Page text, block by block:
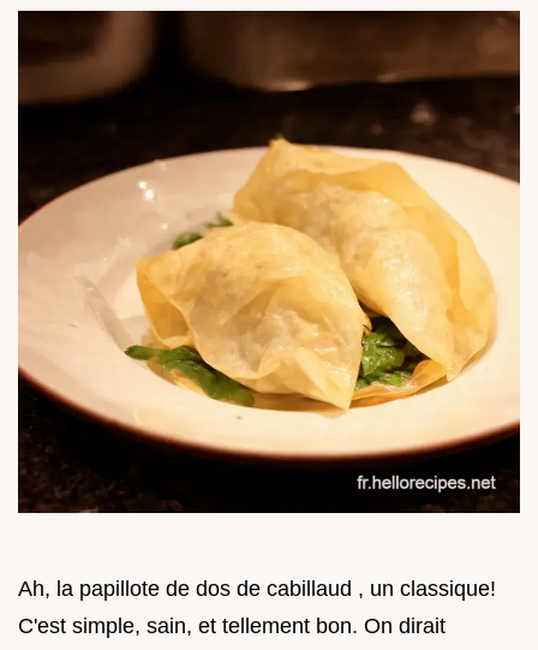
Ah, la papillote de dos de cabillaud , un classique!
C'est simple, sain, et tellement bon. On dirait